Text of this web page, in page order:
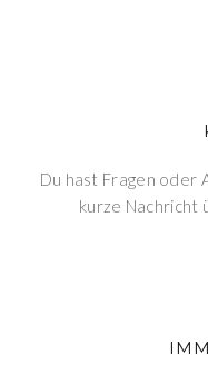
Du hast Fragen oder
kurze Nachricht